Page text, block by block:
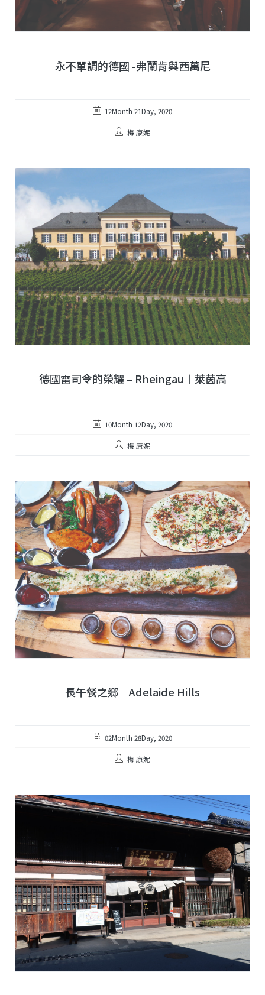
永不單調的德國 -弗蘭肯與西萬尼
12Month 21Day, 2020
梅 康妮
德國雷司令的榮耀 – Rheingau︱萊茵高
10Month 12Day, 2020
梅 康妮
長午餐之鄉︱Adelaide Hills
02Month 28Day, 2020
梅 康妮